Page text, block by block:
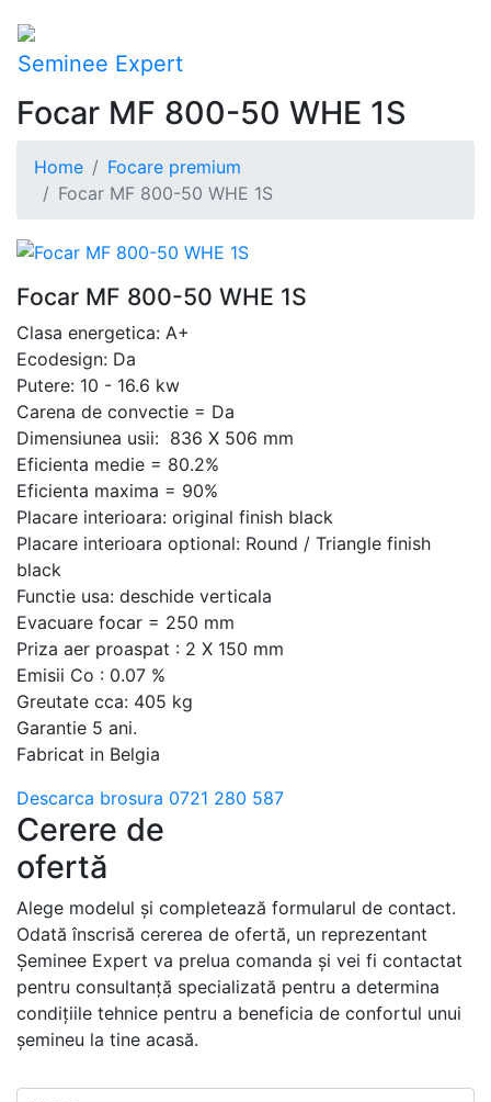
Seminee Expert
Focar MF 800-50 WHE 1S
Home
Focare premium
Focar MF 800-50 WHE 1S
Focar MF 800-50 WHE 1S
Clasa energetica: A+
Ecodesign: Da
Putere: 10 - 16.6 kw
Carena de convectie = Da
Dimensiunea usii: 836 X 506 mm
Eficienta medie = 80.2%
Eficienta maxima = 90%
Placare interioara: original finish black
Placare interioara optional: Round / Triangle finish
black
Functie usa: deschide verticala
Evacuare focar = 250 mm
Priza aer proaspat : 2 X 150 mm
Emisii Co : 0.07 %
Greutate cca: 405 kg
Garantie 5 ani.
Fabricat in Belgia
Descarca brosura 0721 280 587
Cerere de
ofertă
Alege modelul și completează formularul de contact.
Odată înscrisă cererea de ofertă, un reprezentant
Șeminee Expert va prelua comanda și vei fi contactat
pentru consultanță specializată pentru a determina
condițiile tehnice pentru a beneficia de confortul unui
șemineu la tine acasă.